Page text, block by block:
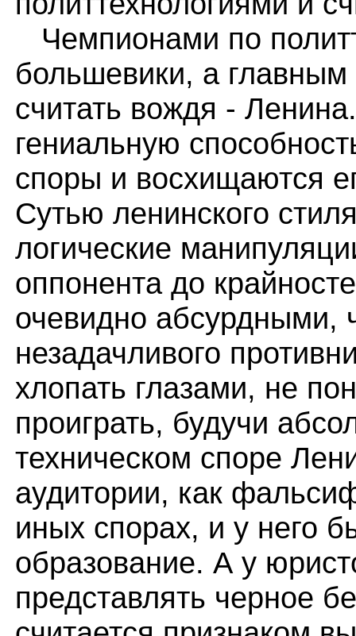
Чемпионами по
большевики, а
считать вождя -
гениальную
споры и восхищаются
Сутью ленинского
логические
оппонента до
очевидно абсурдными,
незадачливого
хлопать глазами, не
проиграть, будучи
техническом споре
аудитории, как
иных спорах, и у него
образование. А у
представлять черное